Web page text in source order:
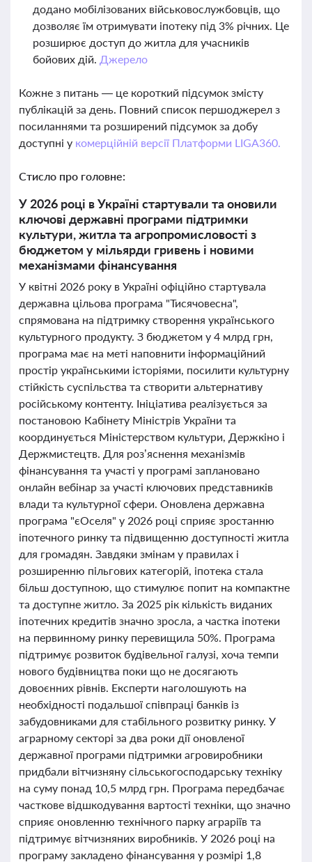
додано мобілізованих військовослужбовців, що
дозволяє їм отримувати іпотеку під 3% річних. Це
розширює доступ до житла для учасників
бойових дій. Джерело
Кожне з питань — це короткий підсумок змісту
публікацій за день. Повний список першоджерел з
посиланнями та розширений підсумок за добу
доступні у комерційній версії Платформи LIGA360.
Стисло про головне:
У 2026 році в Україні стартували та оновили
ключові державні програми підтримки
культури, житла та агропромисловості з
бюджетом у мільярди гривень і новими
механізмами фінансування
У квітні 2026 року в Україні офіційно стартувала
державна цільова програма "Тисячовесна",
спрямована на підтримку створення українського
культурного продукту. З бюджетом у 4 млрд грн,
програма має на меті наповнити інформаційний
простір українськими історіями, посилити культурну
стійкість суспільства та створити альтернативу
російському контенту. Ініціатива реалізується за
постановою Кабінету Міністрів України та
координується Міністерством культури, Держкіно і
Держмистецтв. Для роз’яснення механізмів
фінансування та участі у програмі заплановано
онлайн вебінар за участі ключових представників
влади та культурної сфери. Оновлена державна
програма "єОселя" у 2026 році сприяє зростанню
іпотечного ринку та підвищенню доступності житла
для громадян. Завдяки змінам у правилах і
розширенню пільгових категорій, іпотека стала
більш доступною, що стимулює попит на компактне
та доступне житло. За 2025 рік кількість виданих
іпотечних кредитів значно зросла, а частка іпотеки
на первинному ринку перевищила 50%. Програма
підтримує розвиток будівельної галузі, хоча темпи
нового будівництва поки що не досягають
довоєнних рівнів. Експерти наголошують на
необхідності подальшої співпраці банків із
забудовниками для стабільного розвитку ринку. У
аграрному секторі за два роки дії оновленої
державної програми підтримки агровиробники
придбали вітчизняну сільськогосподарську техніку
на суму понад 10,5 млрд грн. Програма передбачає
часткове відшкодування вартості техніки, що значно
сприяє оновленню технічного парку аграріїв та
підтримує вітчизняних виробників. У 2026 році на
програму закладено фінансування у розмірі 1,8